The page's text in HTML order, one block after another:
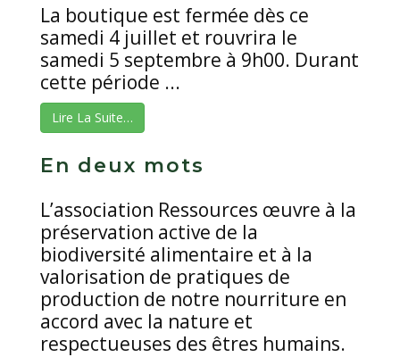
La boutique est fermée dès ce
samedi 4 juillet et rouvrira le
samedi 5 septembre à 9h00. Durant
cette période ...
Lire La Suite…
En deux mots
L’association Ressources œuvre à la
préservation active de la
biodiversité alimentaire et à la
valorisation de pratiques de
production de notre nourriture en
accord avec la nature et
respectueuses des êtres humains.